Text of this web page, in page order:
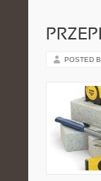
POSTED